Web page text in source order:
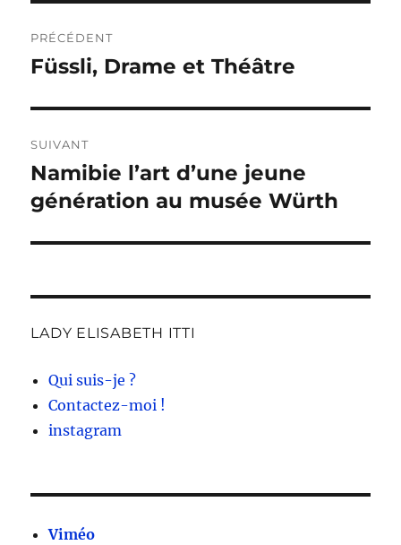
de
PRÉCÉDENT
Publication
Füssli, Drame et Théâtre
SUIVANT
Publication
suivante :
Namibie l’art d’une jeune
génération au musée Würth
LADY ELISABETH ITTI
Qui suis-je ?
Contactez-moi !
instagram
Viméo